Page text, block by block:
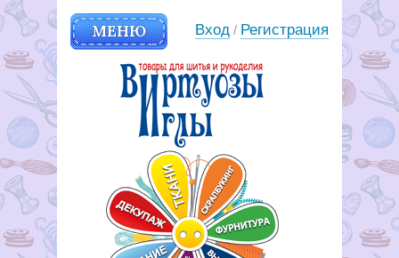
МЕНЮ Вход / Регистрация